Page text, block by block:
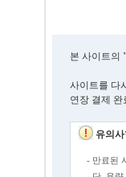
본 사이트의
사이트를 다
연장 결제
유의
- 만료된